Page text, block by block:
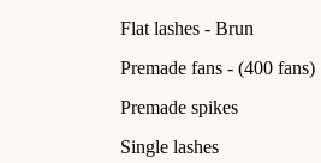
Flat lashes - Brun
Premade fans - (400 fans)
Premade spikes
Single lashes